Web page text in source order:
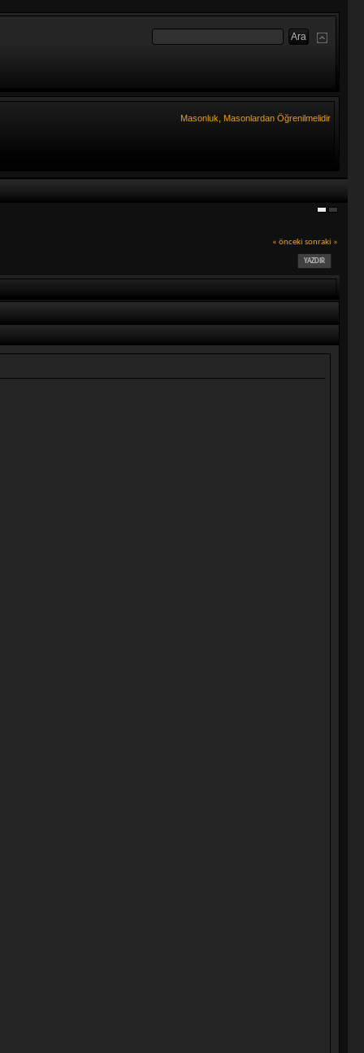
Masonluk, Masonlardan Öğrenilmelidir
« önceki sonraki »
YAZDIR